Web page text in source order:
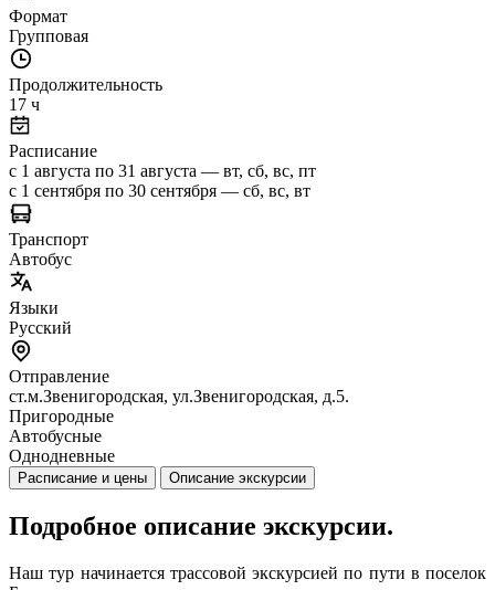
Формат
Групповая
Продолжительность
17 ч
Расписание
с 1 августа по 31 августа — вт, сб, вс, пт
с 1 сентября по 30 сентября — сб, вс, вт
Транспорт
Автобус
Языки
Русский
Отправление
ст.м.Звенигородская, ул.Звенигородская, д.5.
Пригородные
Автобусные
Однодневные
Расписание и цены Описание экскурсии
Подробное описание экскурсии.
Наш тур начинается трассовой экскурсией по пути в поселок